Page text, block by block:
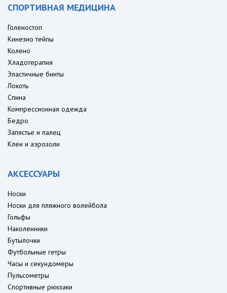
СПОРТИВНАЯ МЕДИЦИНА
Голеностоп
Кинезио тейпы
Колено
Хладотерапия
Эластичные бинты
Локоть
Спина
Компрессионная одежда
Бедро
Запястье и палец
Клеи и аэрозоли
АКСЕССУАРЫ
Носки
Носки для пляжного волейбола
Гольфы
Наколенники
Бутылочки
Футбольные гетры
Часы и секундомеры
Пульсометры
Спортивные рюкзаки